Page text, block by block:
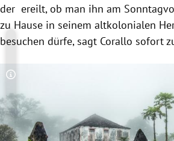
der ereilt, ob man ihn am
zu Hause in seinem altkolonialen
besuchen dürfe, sagt Corallo sofort
Copyright-Hinweis öffnen/